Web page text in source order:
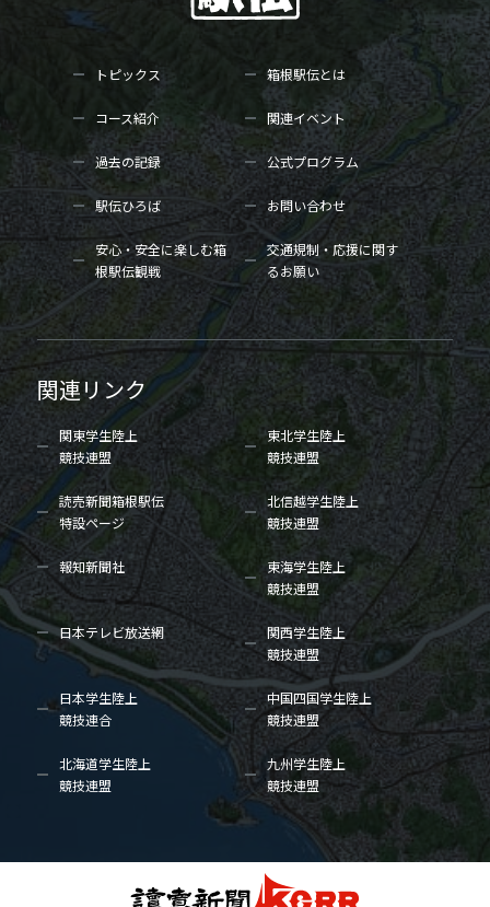
トピックス 箱根駅伝とは
コース紹介 関連イベント
過去の記録 公式プログラム
駅伝ひろば お問い合わせ
安心・安全に楽しむ箱
根駅伝観戦
交通規制・応援に関す
るお願い
関連リンク
関東学生陸上
競技連盟
東北学生陸上
競技連盟
読売新聞箱根駅伝
特設ページ
北信越学生陸上
競技連盟
報知新聞社
東海学生陸上
競技連盟
日本テレビ放送網
関西学生陸上
競技連盟
日本学生陸上
競技連合
中国四国学生陸上
競技連盟
北海道学生陸上
競技連盟
九州学生陸上
競技連盟